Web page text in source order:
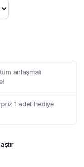
anlaşmalı
1 adet hediye